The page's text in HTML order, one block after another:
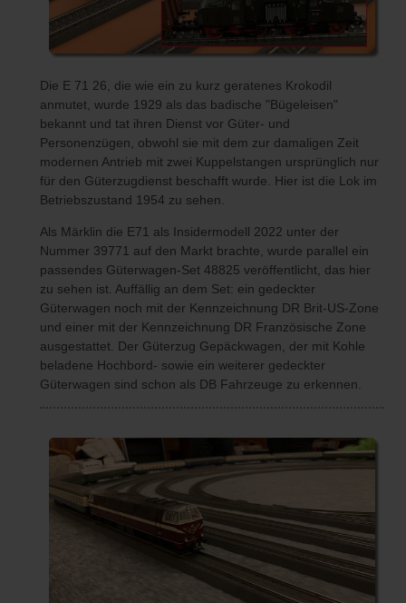
Die E 71 26, die wie ein zu kurz geratenes Krokodil
anmutet, wurde 1929 als das badische "Bügeleisen"
bekannt und tat ihren Dienst vor Güter- und
Personenzügen, obwohl sie mit dem zur damaligen Zeit
modernen Antrieb mit zwei Kuppelstangen ursprünglich nur
für den Güterzugdienst beschafft wurde. Hier ist die Lok im
Betriebszustand 1954 zu sehen.
Als Märklin die E71 als Insidermodell 2022 unter der
Nummer 39771 auf den Markt brachte, wurde parallel ein
passendes Güterwagen-Set 48825 veröffentlicht, das hier
zu sehen ist. Auffällig an dem Set: ein gedeckter
Güterwagen noch mit der Kennzeichnung DR Brit-US-Zone
und einer mit der Kennzeichnung DR Französische Zone
ausgestattet. Der Güterzug Gepäckwagen, der mit Kohle
beladene Hochbord- sowie ein weiterer gedeckter
Güterwagen sind schon als DB Fahrzeuge zu erkennen.